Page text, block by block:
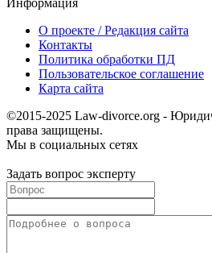
О проекте / Редакция сайта
Контакты
Политика обработки ПД
Пользовательское соглашение
Карта сайта
©2015-2025 Law-divorce.org -
права защищены.
Мы в социальных сетях
Задать вопрос эксперту